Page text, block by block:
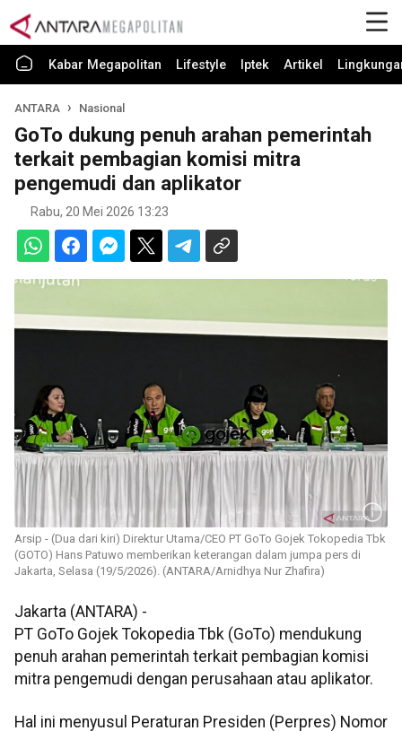
Kabar Megapolitan Lifestyle Iptek Artikel
ANTARA Nasional
GoTo dukung penuh arahan pemerintah
terkait pembagian komisi mitra
pengemudi dan aplikator
Rabu, 20 Mei 2026 13:23
Arsip - (Dua dari kiri) Direktur Utama/CEO PT GoTo Gojek Tokopedia Tbk
(GOTO) Hans Patuwo memberikan keterangan dalam jumpa pers di
Jakarta, Selasa (19/5/2026). (ANTARA/Arnidhya Nur Zhafira)
Jakarta (ANTARA) -
PT GoTo Gojek Tokopedia Tbk (GoTo) mendukung
penuh arahan pemerintah terkait pembagian komisi
mitra pengemudi dengan perusahaan atau aplikator.
Hal ini menyusul Peraturan Presiden (Perpres) Nomor